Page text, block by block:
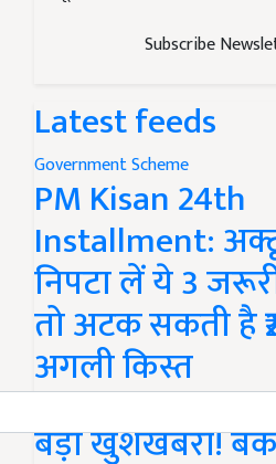
Subscribe
Latest feeds
Government Scheme
PM Kisan 24th
Installment:
निपटा लें ये 3
तो अटक सकती है
अगली किस्त
बड़ी खुशखबरी!